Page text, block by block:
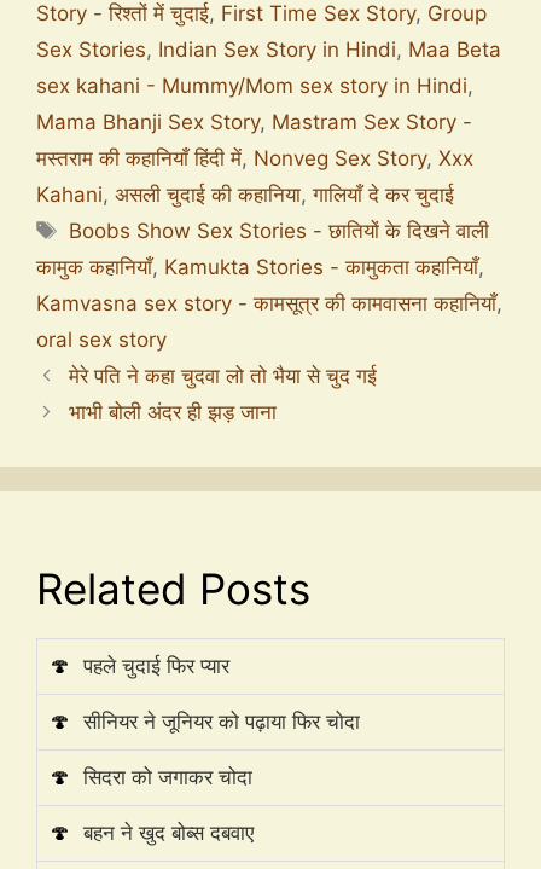
Story - रिश्तों में चुदाई, First Time Sex Story, Group
Sex Stories, Indian Sex Story in Hindi, Maa Beta
sex kahani - Mummy/Mom sex story in Hindi,
Mama Bhanji Sex Story, Mastram Sex Story -
मस्तराम की कहानियाँ हिंदी में, Nonveg Sex Story, Xxx
Kahani, असली चुदाई की कहानिया,गालियाँ दे कर चुदाई
Boobs Show Sex Stories - छातियों के दिखने वाली
कामुक कहानियाँ, Kamukta Stories - कामुकता कहानियाँ,
Kamvasna sex story - कामसूत्र की कामवासना कहानियाँ,
oral sex story
मेरे पति ने कहा चुदवा लो तो भैया से चुद गई
भाभी बोली अंदर ही झड़ जाना
Related Posts
🍄 पहले चुदाई फिर प्यार
🍄 सीनियर ने जूनियर को पढ़ाया फिर चोदा
🍄 सिदरा को जगाकर चोदा
🍄 बहन ने खुद बोब्स दबवाए